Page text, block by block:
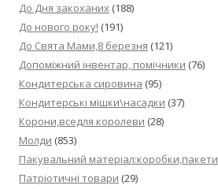
До Дня закоханих (188)
До нового року! (191)
До Свята Мами,8 березня (121)
Допоміжний інвентар, помічники (76)
Кондитерська сировина (95)
Кондитерські мішки\насадки (37)
Корони,вседля королеви (28)
Молди (853)
Пакувальний матеріал:коробки,пакети
Патріотичні товари (29)